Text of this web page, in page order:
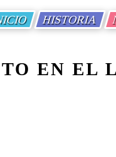
HISTORIA
EN EL